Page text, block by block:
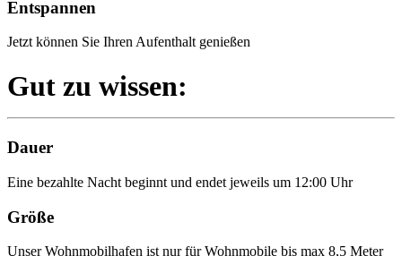
Entspannen
Jetzt können Sie Ihren Aufenthalt genießen
Gut zu wissen:
Dauer
Eine bezahlte Nacht beginnt und endet jeweils um 12:00 Uhr
Größe
Unser Wohnmobilhafen ist nur für Wohnmobile bis max 8,5 Meter